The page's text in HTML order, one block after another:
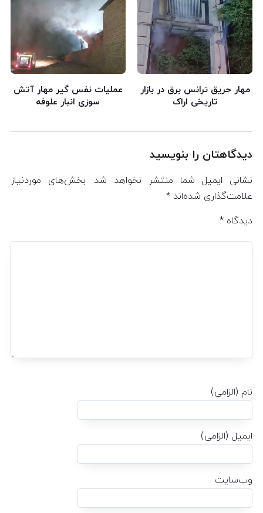
مهار حریق ترانس برق در بازار
تاریخی اراک
عملیات نفس گیر مهار آتش
سوزی انبار علوفه
دیدگاهتان را بنویسید
نشانی ایمیل شما منتشر نخواهد شد. بخش‌های موردنیاز
علامت‌گذاری شده‌اند *
دیدگاه *
نام (الزامی)
ایمیل (الزامی)
وب‌سایت